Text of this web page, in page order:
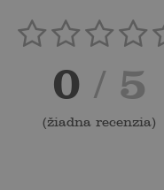
0 / 5
(žiadna recenzia)